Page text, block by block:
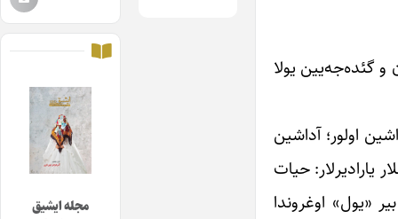
و گئده‌جه‌یین یولا
اولور؛ آداشین
یارادیرلار: حیات
«یول» اوغروندا
مجله ایشیق